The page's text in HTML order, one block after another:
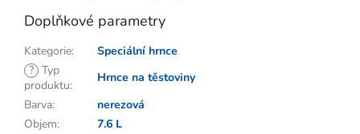
Doplňkové parametry
Kategorie:
Speciální hrnce
? Typ
produktu:
Hrnce na těstoviny
Barva:
nerezová
Objem:
7.6 L